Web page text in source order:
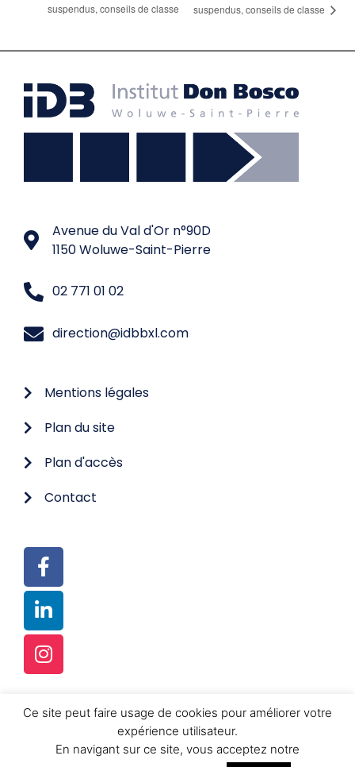
suspendus, conseils de classe
suspendus, conseils de classe
Avenue du Val d'Or n°90D
1150 Woluwe-Saint-Pierre
02 771 01 02
direction@idbbxl.com
Mentions légales
Plan du site
Plan d'accès
Contact
© TOUS DROITS RÉSERVÉS
RÉALISATION :
FUSION-K SRL
Ce site peut faire usage de cookies pour améliorer votre
expérience utilisateur.
En navigant sur ce site, vous acceptez notre